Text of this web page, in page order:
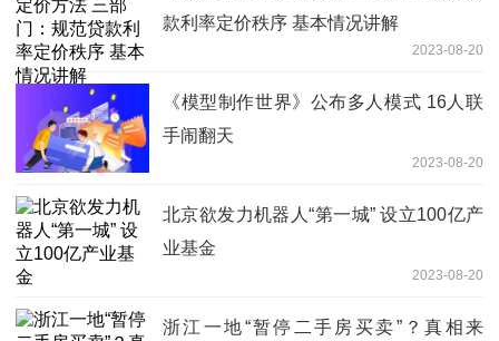
款利率定价秩序 基本情况讲解
2023-08-20
《模型制作世界》公布多人模式 16人联
手闹翻天
2023-08-20
北京欲发力机器人“第一城” 设立100亿产
业基金
2023-08-20
浙江一地“暂停二手房买卖”？真相来